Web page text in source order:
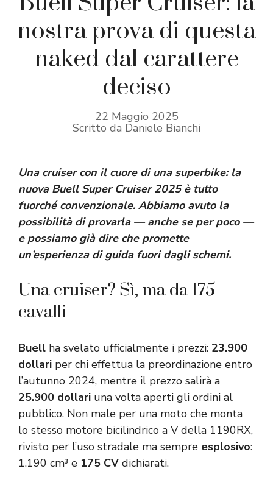
nostra prova di questa
naked dal carattere
deciso
22 Maggio 2025
Scritto da Daniele Bianchi
Una cruiser con il cuore di una superbike: la
nuova Buell Super Cruiser 2025 è tutto
fuorché convenzionale. Abbiamo avuto la
possibilità di provarla — anche se per poco —
e possiamo già dire che promette
un’esperienza di guida fuori dagli schemi.
Una cruiser? Sì, ma da 175
cavalli
Buell ha svelato ufficialmente i prezzi: 23.900
dollari per chi effettua la preordinazione entro
l’autunno 2024, mentre il prezzo salirà a
25.900 dollari una volta aperti gli ordini al
pubblico. Non male per una moto che monta
lo stesso motore bicilindrico a V della 1190RX,
rivisto per l’uso stradale ma sempre esplosivo:
1.190 cm³ e 175 CV dichiarati.